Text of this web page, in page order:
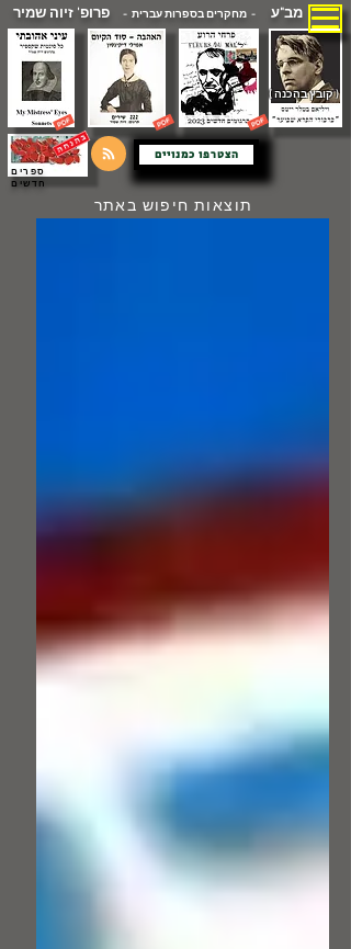
מב"ע - מחקרים בספרות עברית -פרופ' זיוה שמיר
( קובץ בהכנה )
הצטרפו כמנויים
ספרים
חדשים
תוצאות חיפוש באתר